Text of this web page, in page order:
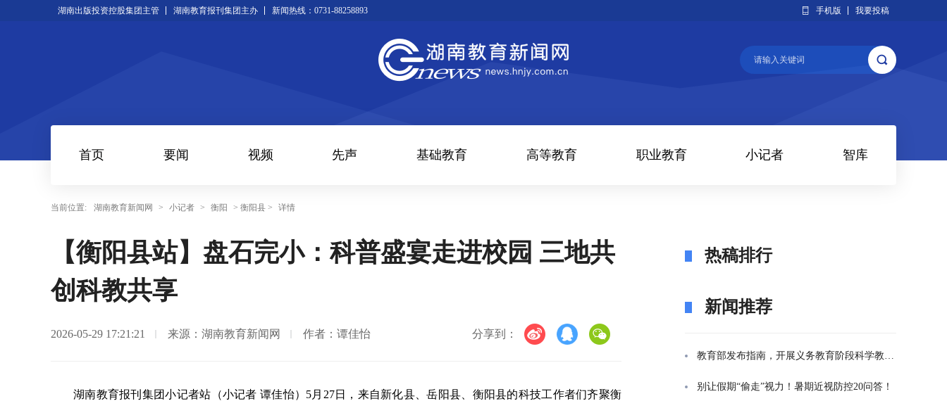
湖南出版投资控股集团主管 湖南教育报刊集团主办 新闻热线：0731-88258893 手机版 我要投稿
首页 要闻 视频 先声 基础教育 高等教育 职业教育 小记者 智库
当前位置: 湖南教育新闻网 > 小记者 > 衡阳 > 衡阳县 > 详情
【衡阳县站】盘石完小：科普盛宴走进校园 三地共
创科教共享
2026-05-29 17:21:21 来源：湖南教育新闻网 作者：谭佳怡 分享到：
湖南教育报刊集团小记者站（小记者 谭佳怡）5月27日，来自新化县、岳阳县、衡阳县的科技工作者们齐聚衡
热稿排行
新闻推荐
教育部发布指南，开展义务教育阶段科学教育“做中学”领航行动
别让假期“偷走”视力！暑期近视防控20问答！